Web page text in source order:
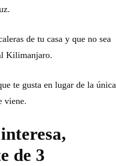
de tu casa y que no sea
Kilimanjaro.
te gusta en lugar de la única
viene.
de 3